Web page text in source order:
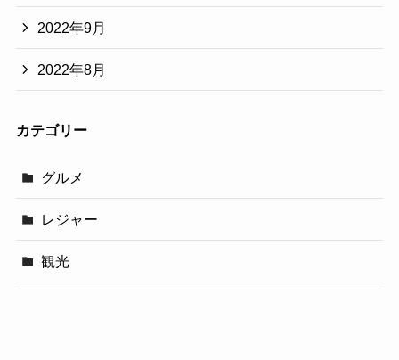
2022年9月
2022年8月
カテゴリー
グルメ
レジャー
観光